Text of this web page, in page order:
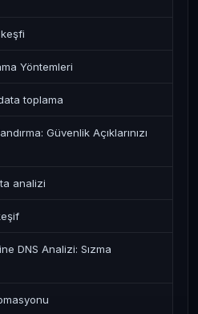
Yöntemleri
toplama
Güvenlik Açıklarınızı
analizi
DNS Analizi: Sızma